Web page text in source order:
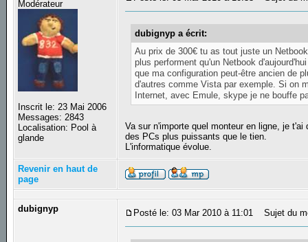
Modérateur
Inscrit le: 23 Mai 2006
Messages: 2843
Localisation: Pool à
glande
dubignyp a écrit:
Au prix de 300€ tu as tout juste un
plus performent qu'un Netbook
que ma configuration peut-être ancien de
d'autres comme Vista par exemple. Si on
Internet, avec Emule, skype je ne bouffe
Va sur n'importe quel monteur en ligne, je
des PCs plus puissants que le tien.
L'informatique évolue.
Revenir en haut de
page
dubignyp Posté le: 03 Mar 2010 à 11:01 Sujet du